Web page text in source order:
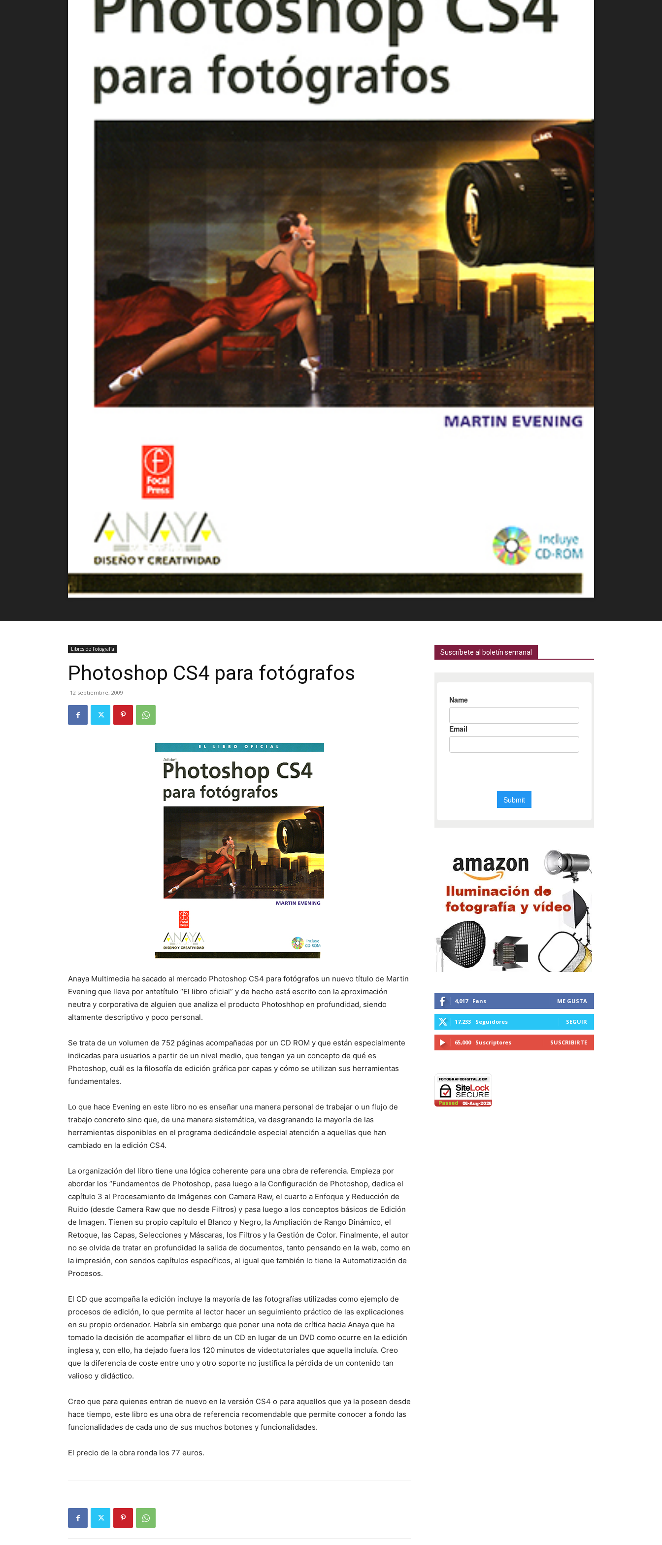
Libros de Fotografía
Photoshop CS4 para fotógrafos
12 septiembre, 2009
Anaya Multimedia ha sacado al mercado Photoshop CS4 para fotógrafos un nuevo título de Martin
Evening que lleva por antetítulo “El libro oficial” y de hecho está escrito con la aproximación
neutra y corporativa de alguien que analiza el producto Photoshhop en profundidad, siendo
altamente descriptivo y poco personal.
Se trata de un volumen de 752 páginas acompañadas por un CD ROM y que están especialmente
indicadas para usuarios a partir de un nivel medio, que tengan ya un concepto de qué es
Photoshop, cuál es la filosofía de edición gráfica por capas y cómo se utilizan sus herramientas
fundamentales.
Lo que hace Evening en este libro no es enseñar una manera personal de trabajar o un flujo de
trabajo concreto sino que, de una manera sistemática, va desgranando la mayoría de las
herramientas disponibles en el programa dedicándole especial atención a aquellas que han
cambiado en la edición CS4.
La organización del libro tiene una lógica coherente para una obra de referencia. Empieza por
abordar los “Fundamentos de Photoshop, pasa luego a la Configuración de Photoshop, dedica el
capítulo 3 al Procesamiento de Imágenes con Camera Raw, el cuarto a Enfoque y Reducción de
Ruido (desde Camera Raw que no desde Filtros) y pasa luego a los conceptos básicos de Edición
de Imagen. Tienen su propio capítulo el Blanco y Negro, la Ampliación de Rango Dinámico, el
Retoque, las Capas, Selecciones y Máscaras, los Filtros y la Gestión de Color. Finalmente, el autor
no se olvida de tratar en profundidad la salida de documentos, tanto pensando en la web, como en
la impresión, con sendos capítulos específicos, al igual que también lo tiene la Automatización de
Procesos.
El CD que acompaña la edición incluye la mayoría de las fotografías utilizadas como ejemplo de
procesos de edición, lo que permite al lector hacer un seguimiento práctico de las explicaciones
en su propio ordenador. Habría sin embargo que poner una nota de crítica hacia Anaya que ha
tomado la decisión de acompañar el libro de un CD en lugar de un DVD como ocurre en la edición
inglesa y, con ello, ha dejado fuera los 120 minutos de videotutoriales que aquella incluía. Creo
que la diferencia de coste entre uno y otro soporte no justifica la pérdida de un contenido tan
valioso y didáctico.
Creo que para quienes entran de nuevo en la versión CS4 o para aquellos que ya la poseen desde
hace tiempo, este libro es una obra de referencia recomendable que permite conocer a fondo las
funcionalidades de cada uno de sus muchos botones y funcionalidades.
El precio de la obra ronda los 77 euros.
Suscríbete al boletín semanal
4,017 Fans ME GUSTA
17,233 Seguidores SEGUIR
65,000 Suscriptores SUSCRIBIRTE